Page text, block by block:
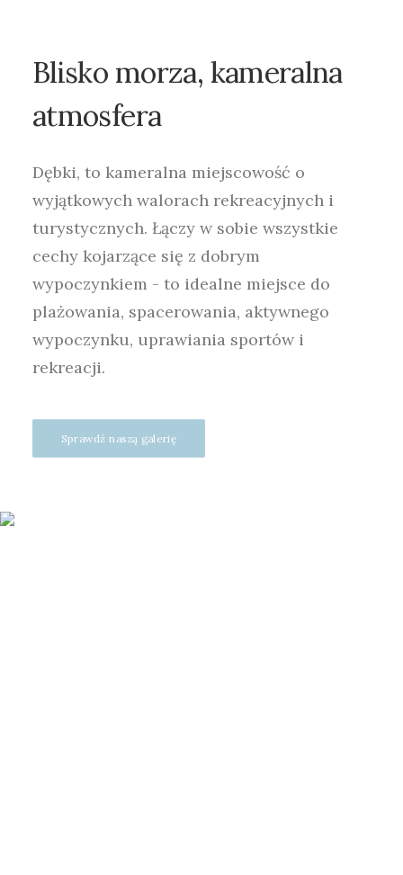
Blisko morza, kameralna
atmosfera
Dębki, to kameralna miejscowość o
wyjątkowych walorach rekreacyjnych i
turystycznych. Łączy w sobie wszystkie
cechy kojarzące się z dobrym
wypoczynkiem - to idealne miejsce do
plażowania, spacerowania, aktywnego
wypoczynku, uprawiania sportów i
rekreacji.
Sprawdź naszą galerię